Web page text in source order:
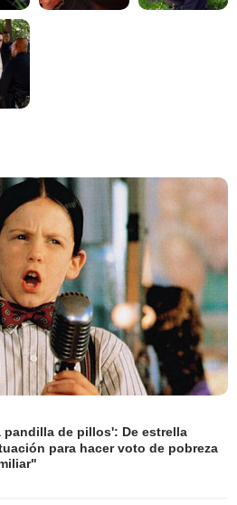
pandilla de pillos': De estrella
para hacer voto de pobreza